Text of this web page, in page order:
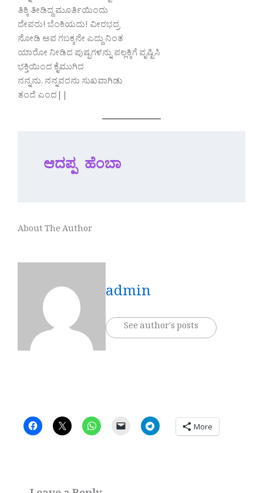
ತಿಕ್ಕಿ ತೀಡಿದ್ದ ಮೂರ್ತಿಯಿಂದು
ದೇವರು! ಬೆಂಕಿಯದು! ವೀರಭದ್ರ
ನೋಡಿ ಅವ ಗಬಕ್ಕನೇ ಎದ್ದು ನಿಂತ
ಯಾರೋ ನೀಡಿದ ಪುಷ್ಪಗಳನ್ನು ಪಲ್ಲಕ್ಕಿಗೆ ವೃಷ್ಟಿಸಿ
ಭಕ್ತಿಯಿಂದ ಕೈಮುಗಿದ
ನನ್ನನು, ನನ್ನವರನು ಸುಖವಾಗಿಡು
ತಂದೆ ಎಂದ||
ಆದಪ್ಪ ಹೆಂಬಾ
About The Author
admin
See author's posts
More